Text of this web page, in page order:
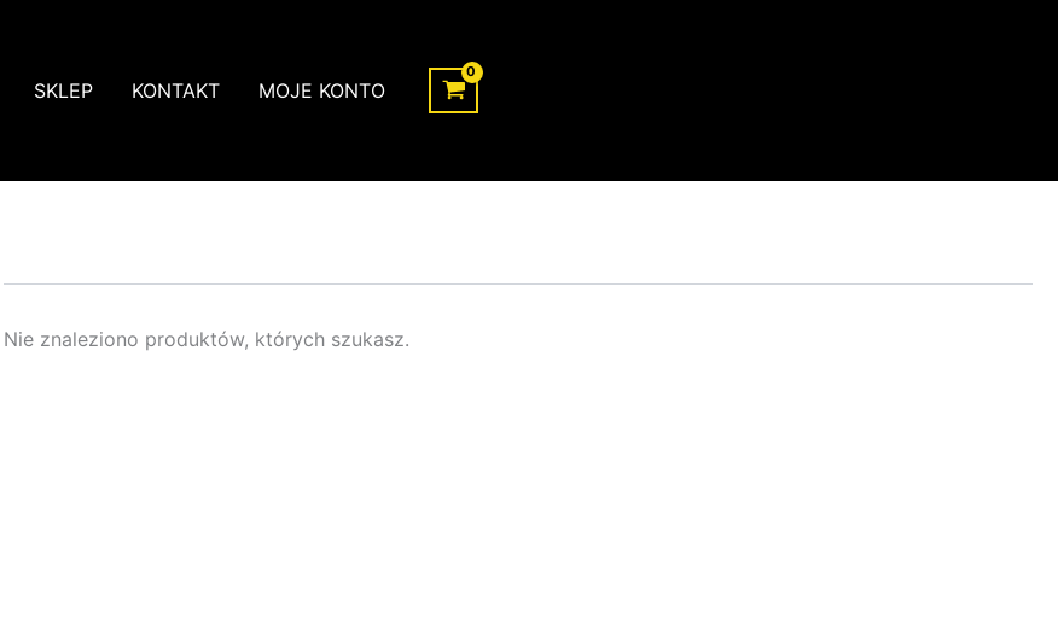
SKLEP KONTAKT MOJE KONTO
Nie znaleziono produktów, których szukasz.